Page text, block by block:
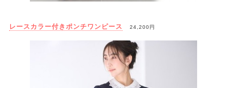
レースカラー付きポンチワンピース 24,200円